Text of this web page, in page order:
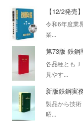
【12/2発売
令和6年度業
業...
第73版 鉄鋼
各品種とも
見やす...
新版鉄鋼実
製品から技術
昭...